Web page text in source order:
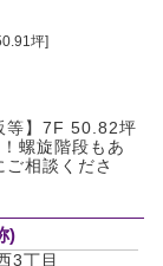
坪]
等】7F 50.82坪
螺旋階段もあ
相談くださ
)
3丁目